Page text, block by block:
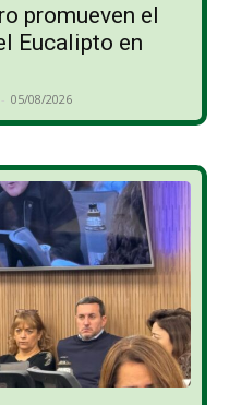
promueven el
Eucalipto en
- 05/08/2026